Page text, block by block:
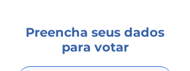
Preencha seus dados
para votar